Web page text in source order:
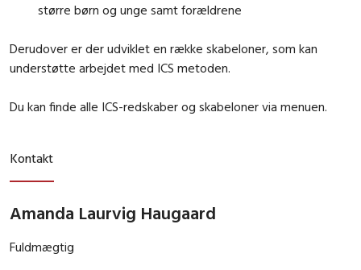
større børn og unge samt forældrene
Derudover er der udviklet en række skabeloner, som kan
understøtte arbejdet med ICS metoden.
Du kan finde alle ICS-redskaber og skabeloner via menuen.
Kontakt
Amanda Laurvig Haugaard
Fuldmægtig